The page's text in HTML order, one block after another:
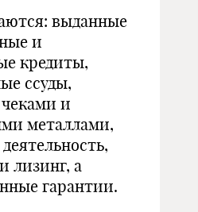
выданные
и
кредиты,
ссуды,
и
металлами,
лизинг, а
гарантии.